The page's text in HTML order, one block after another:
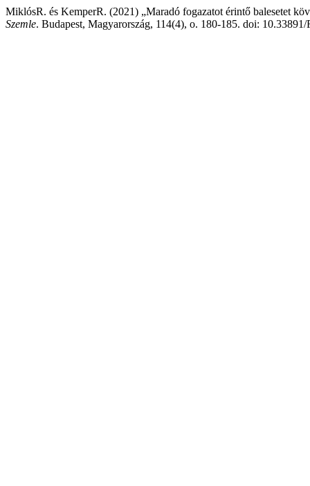
MiklósR. és KemperR. (2021) „Maradó fogazatot érintő balesetet
Szemle. Budapest, Magyarország, 114(4), o. 180-185. doi: